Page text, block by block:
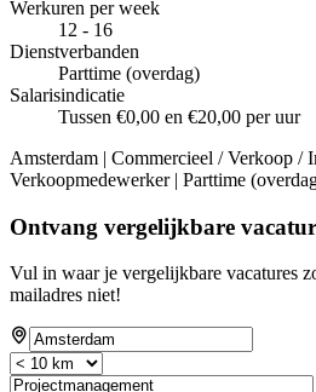
Werkuren per week
12 - 16
Dienstverbanden
Parttime (overdag)
Salarisindicatie
Tussen €0,00 en €20,00 per uur
Amsterdam | Commercieel / Verkoop /
Verkoopmedewerker | Parttime
Ontvang vergelijkbare
Vul in waar je vergelijkbare vacatures
mailadres niet!